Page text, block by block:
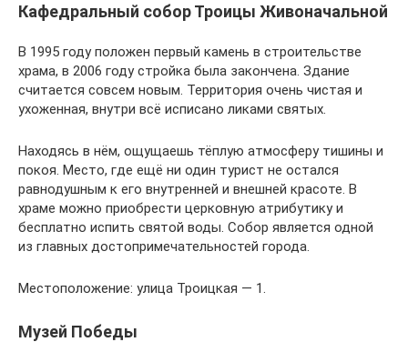
Кафедральный собор Троицы Живоначальной
В 1995 году положен первый камень в строительстве
храма, в 2006 году стройка была закончена. Здание
считается совсем новым. Территория очень чистая и
ухоженная, внутри всё исписано ликами святых.
Находясь в нём, ощущаешь тёплую атмосферу тишины и
покоя. Место, где ещё ни один турист не остался
равнодушным к его внутренней и внешней красоте. В
храме можно приобрести церковную атрибутику и
бесплатно испить святой воды. Собор является одной
из главных достопримечательностей города.
Местоположение: улица Троицкая — 1.
Музей Победы